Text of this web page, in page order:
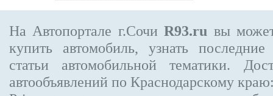
На Автопортале г.СочиR93.ru вы
купить автомобиль, узнать
статьи автомобильной тематики.
автообъявлений по Краснодарскому